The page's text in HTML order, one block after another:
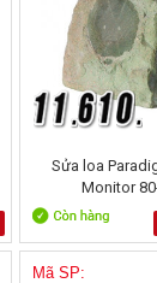
Sửa loa
Monitor
Mã SP: